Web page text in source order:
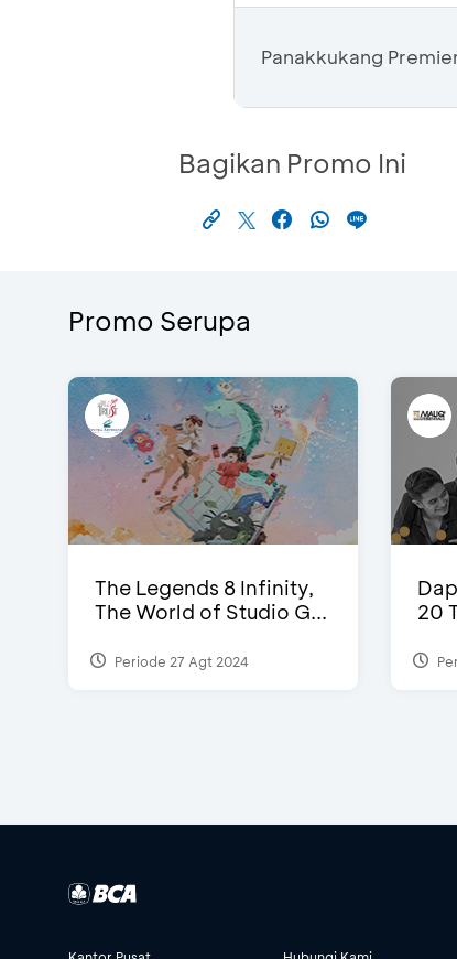
Panakkukang
Bagikan Promo Ini
Promo Serupa
The Legends 8 Infinity,
The World of Studio G...
Periode 27 Agt 2024
20